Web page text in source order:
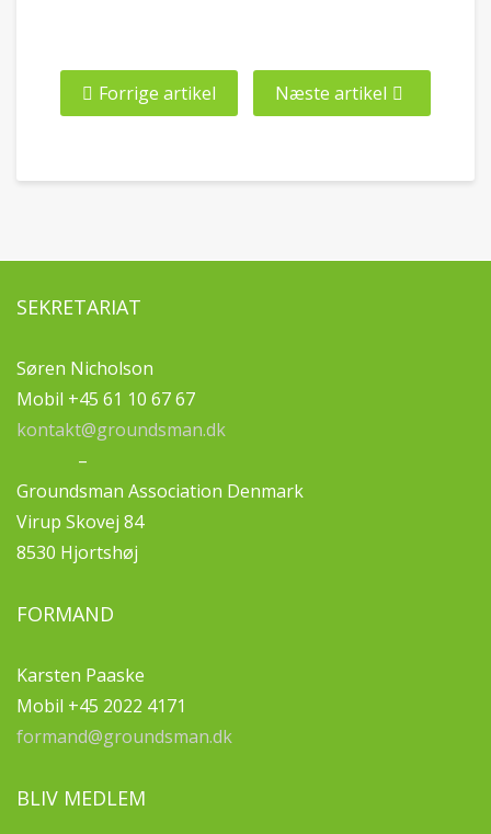
Forrige artikel Næste artikel
SEKRETARIAT
Søren Nicholson
Mobil +45 61 10 67 67
kontakt@groundsman.dk
–
Groundsman Association Denmark
Virup Skovej 84
8530 Hjortshøj
FORMAND
Karsten Paaske
Mobil +45 2022 4171
formand@groundsman.dk
BLIV MEDLEM